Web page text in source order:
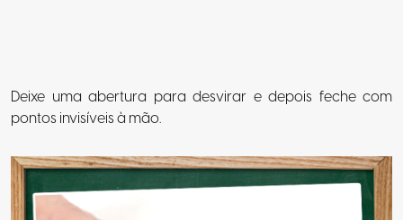
Deixe uma abertura para desvirar e depois feche com
pontos invisíveis à mão.